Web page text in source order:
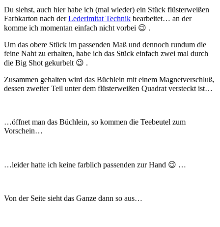
Du siehst, auch hier habe ich (mal wieder) ein Stück flüsterweißen
Farbkarton nach derLederimitat Technik bearbeitet… an der
komme ich momentan einfach nicht vorbei 😉 .
Um das obere Stück im passenden Maß und dennoch rundum die
feine Naht zu erhalten, habe ich das Stück einfach zwei mal durch
die Big Shot gekurbelt 😉 .
Zusammen gehalten wird das Büchlein mit einem Magnetverschluß,
dessen zweiter Teil unter dem flüsterweißen Quadrat versteckt ist…
…öffnet man das Büchlein, so kommen die Teebeutel zum
Vorschein…
…leider hatte ich keine farblich passenden zur Hand 😉 …
Von der Seite sieht das Ganze dann so aus…